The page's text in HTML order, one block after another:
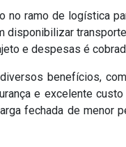
no ramo de logística
disponibilizar
e despesas é
benefícios,
e excelente
fechada de